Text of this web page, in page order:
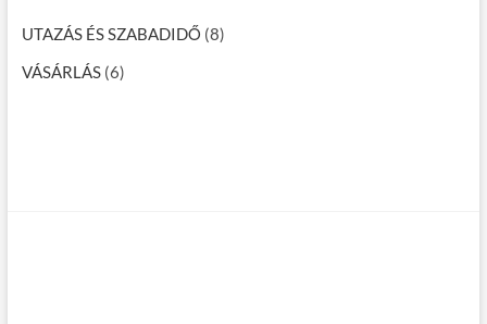
UTAZÁS ÉS SZABADIDŐ (8)
VÁSÁRLÁS(6)